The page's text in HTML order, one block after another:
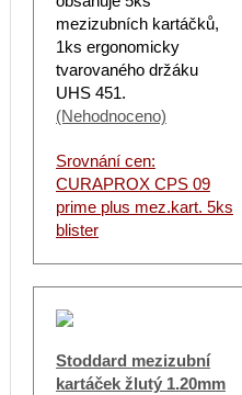
mezizubních kartáčků,
1ks ergonomicky
tvarovaného držáku
UHS 451.
(Nehodnoceno)
Srovnání cen:
CURAPROX CPS 09
prime plus mez.kart. 5ks
blister
Stoddard mezizubní
kartáček žlutý 1.20mm